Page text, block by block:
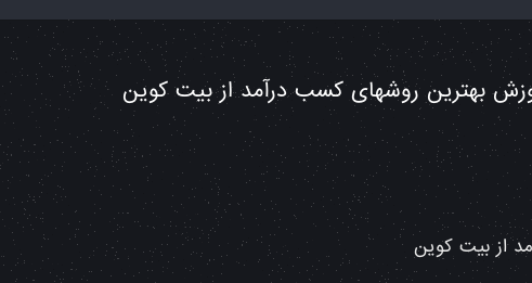
بهترین روشهای کسب درآمد از بیت کوین
از بیت کوین